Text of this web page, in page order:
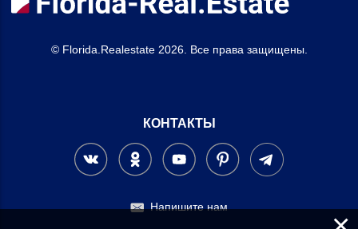
© Florida.Realestate 2026. Все права защищены.
КОНТАКТЫ
Напишите нам